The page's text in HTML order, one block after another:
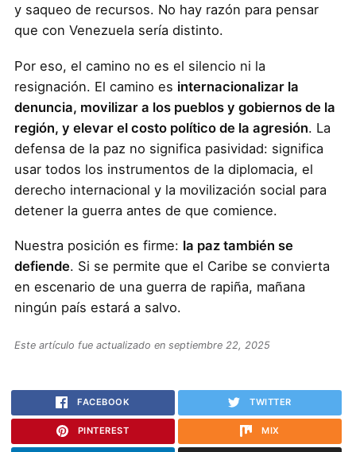
y saqueo de recursos. No hay razón para pensar
que con Venezuela sería distinto.
Por eso, el camino no es el silencio ni la
resignación. El camino es internacionalizar la
denuncia, movilizar a los pueblos y gobiernos de la
región, y elevar el costo político de la agresión. La
defensa de la paz no significa pasividad: significa
usar todos los instrumentos de la diplomacia, el
derecho internacional y la movilización social para
detener la guerra antes de que comience.
Nuestra posición es firme: la paz también se
defiende. Si se permite que el Caribe se convierta
en escenario de una guerra de rapiña, mañana
ningún país estará a salvo.
Este artículo fue actualizado en septiembre 22, 2025
FACEBOOK TWITTER
PINTEREST MIX